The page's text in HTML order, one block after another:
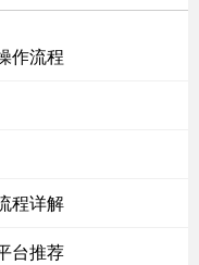
作流程
程详解
台推荐